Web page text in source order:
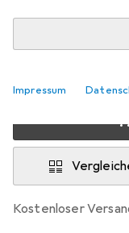
Impressum
Kostenloser